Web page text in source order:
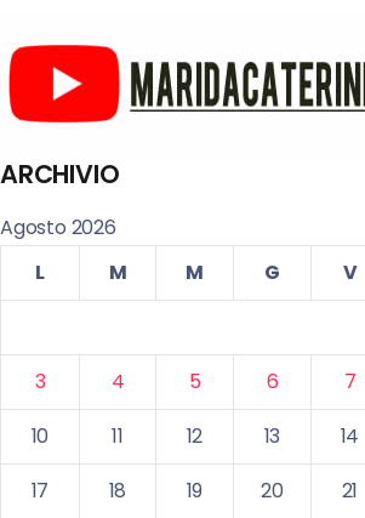
ARCHIVIO
Agosto 2026
L
M M G V
3
4 5 6 7
10
11 12 13 14
17
18 19 20 21